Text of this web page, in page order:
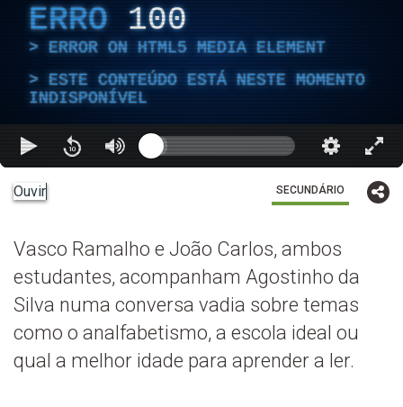
ERRO 100
ERROR ON HTML5 MEDIA ELEMENT
ESTE CONTEÚDO ESTÁ NESTE MOMENTO
INDISPONÍVEL
Ouvir SECUNDÁRIO
Vasco Ramalho e João Carlos, ambos
estudantes, acompanham Agostinho da
Silva numa conversa vadia sobre temas
como o analfabetismo, a escola ideal ou
qual a melhor idade para aprender a ler.